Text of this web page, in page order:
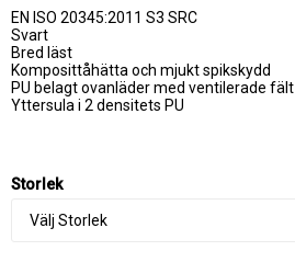
EN ISO 20345:2011 S3 SRC
Svart
Bred läst
Komposittåhätta och mjukt spikskydd
PU belagt ovanläder med ventilerade fält
Yttersula i 2 densitets PU
Storlek